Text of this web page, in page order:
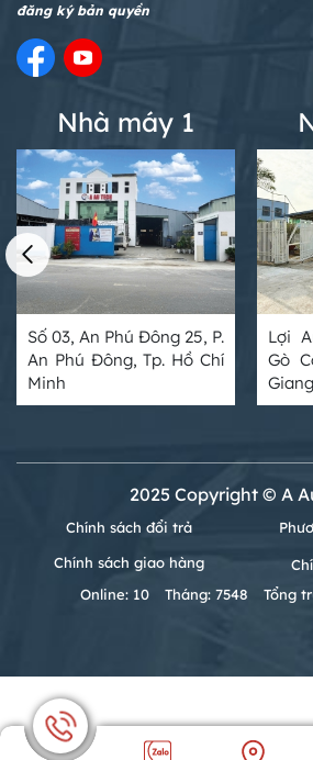
đăng ký bản quyền
Nhà máy 1
Số 03, An Phú Đông 25, P.
An Phú Đông, Tp. Hồ Chí
Minh
Lợi
Gò
Giang
2025 Copyright © A
Chính sách đổi trả
Chính sách giao hàng
Online: 10
Tháng: 7548 Tổng